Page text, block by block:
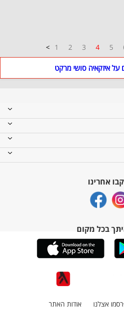
1 2 3 4 5
על איזקאיה סושי מרקט
אחרינו
בכל מקום
אצלנו אודות האתר